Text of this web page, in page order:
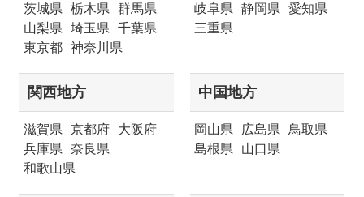
茨城県 栃木県
群馬県
山梨県
埼玉県
千葉県
東京都
神奈川県
岐阜県 静岡県
愛知県
三重県
関西地方
滋賀県 京都府
大阪府
兵庫県
奈良県
和歌山県
中国地方
岡山県 広島県
鳥取県
島根県
山口県